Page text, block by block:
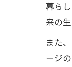
暮ら
来の
また
ージ